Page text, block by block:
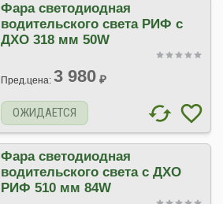
Фара светодиодная
водительского света РИФ с
ДХО 318 мм 50W
Пред.цена: 3 980 ₽
ОЖИДАЕТСЯ
Фара светодиодная
водительского света с ДХО
РИФ 510 мм 84W